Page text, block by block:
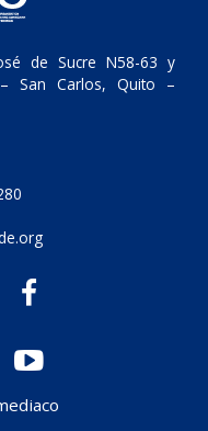
de Sucre N58-63 y
San Carlos, Quito –